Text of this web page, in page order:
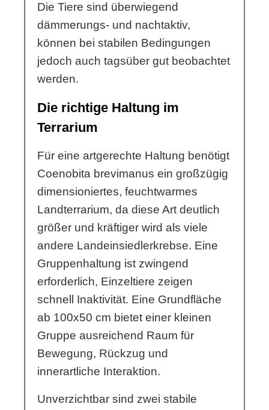
Die Tiere sind überwiegend
dämmerungs- und nachtaktiv,
können bei stabilen Bedingungen
jedoch auch tagsüber gut beobachtet
werden.
Die richtige Haltung im
Terrarium
Für eine artgerechte Haltung benötigt
Coenobita brevimanus ein großzügig
dimensioniertes, feuchtwarmes
Landterrarium, da diese Art deutlich
größer und kräftiger wird als viele
andere Landeinsiedlerkrebse. Eine
Gruppenhaltung ist zwingend
erforderlich, Einzeltiere zeigen
schnell Inaktivität. Eine Grundfläche
ab 100x50 cm bietet einer kleinen
Gruppe ausreichend Raum für
Bewegung, Rückzug und
innerartliche Interaktion.
Unverzichtbar sind zwei stabile